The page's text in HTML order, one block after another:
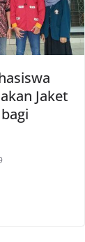
Jaket